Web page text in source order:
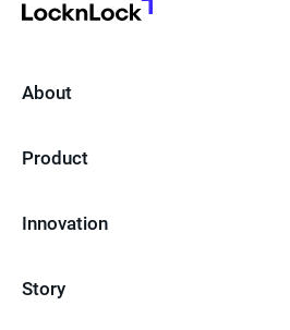
About
Product
Innovation
Story